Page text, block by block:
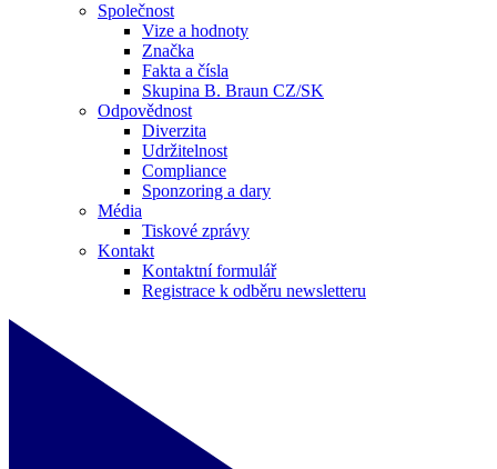
Společnost
Vize a hodnoty
Značka
Fakta a čísla
Skupina B. Braun CZ/SK
Odpovědnost
Diverzita
Udržitelnost
Compliance
Sponzoring a dary
Média
Tiskové zprávy
Kontakt
Kontaktní formulář
Registrace k odběru newsletteru